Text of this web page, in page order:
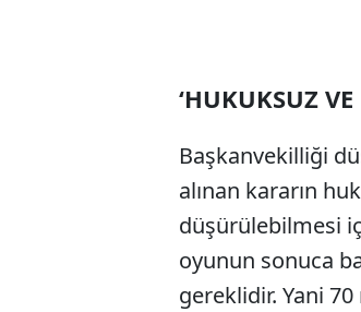
‘HUKUKSUZ VE
Başkanvekilliği
alınan kararın
düşürülebilmesi
oyunun sonuca
gereklidir. Yani